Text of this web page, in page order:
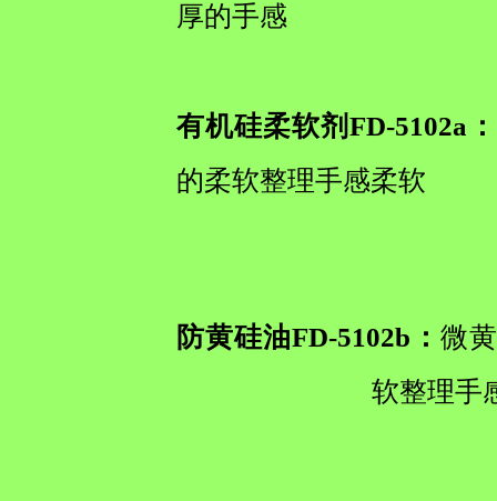
厚的手感
有机硅柔软剂FD-5102a：
的柔软整理手感柔软
防黄硅油FD-5102b： 微
软整理手